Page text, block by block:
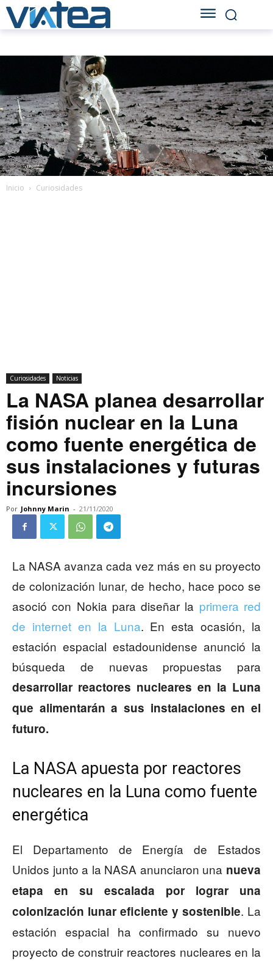
Inicio Curiosidades
Curiosidades Noticias
La NASA planea desarrollar
fisión nuclear en la Luna
como fuente energética de
sus instalaciones y futuras
incursiones
Por Johnny Marin - 21/11/2020
La NASA avanza cada vez más en su proyecto
de colonización lunar, de hecho, hace poco se
asoció con Nokia para diseñar la primera red
de internet en la Luna. En esta ocasión, la
estación espacial estadounidense anunció la
búsqueda de nuevas propuestas para
desarrollar reactores nucleares en la Luna
que alimentarán a sus instalaciones en el
futuro.
La NASA apuesta por reactores
nucleares en la Luna como fuente
energética
El Departamento de Energía de Estados
Unidos junto a la NASA anunciaron una nueva
etapa en su escalada por lograr una
colonización lunar eficiente y sostenible. La
estación espacial ha confirmado su nuevo
proyecto de construir reactores nucleares en la